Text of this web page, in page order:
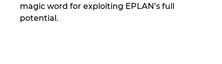
magic word for exploiting EPLAN’s full
potential.